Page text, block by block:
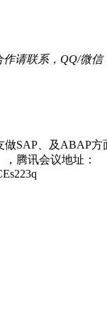
请联系，QQ/微信
SAP、及ABAP方
腾讯会议地址：